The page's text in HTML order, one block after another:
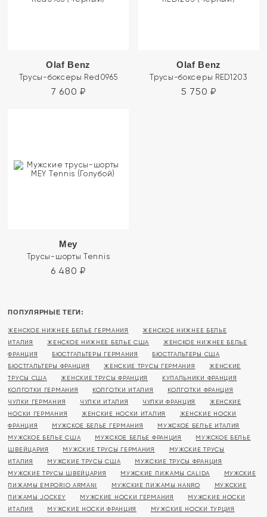
Olaf Benz
Трусы-боксеры Red0965
7 600 ₽
Olaf Benz
Трусы-боксеры RED1203
5 750 ₽
Mey
Трусы-шорты Tennis
6 480 ₽
ПОПУЛЯРНЫЕ ТЕГИ:
ЖЕНСКОЕ НИЖНЕЕ БЕЛЬЕ ГЕРМАНИЯ
ЖЕНСКОЕ НИЖНЕЕ БЕЛЬЕ
ИТАЛИЯ
ЖЕНСКОЕ НИЖНЕЕ БЕЛЬЕ США
ЖЕНСКОЕ НИЖНЕЕ БЕЛЬЕ
ФРАНЦИЯ
БЮСТГАЛЬТЕРЫ ГЕРМАНИЯ
БЮСТГАЛЬТЕРЫ США
БЮСТГАЛЬТЕРЫ ФРАНЦИЯ
ЖЕНСКИЕ ТРУСЫ ГЕРМАНИЯ
ЖЕНСКИЕ
ТРУСЫ США
ЖЕНСКИЕ ТРУСЫ ФРАНЦИЯ
КУПАЛЬНИКИ ФРАНЦИЯ
КОЛГОТКИ ГЕРМАНИЯ
КОЛГОТКИ ИТАЛИЯ
КОЛГОТКИ ФРАНЦИЯ
ЧУЛКИ ГЕРМАНИЯ
ЧУЛКИ ИТАЛИЯ ЧУЛКИ ФРАНЦИЯ
ЖЕНСКИЕ
НОСКИ ГЕРМАНИЯ
ЖЕНСКИЕ НОСКИ ИТАЛИЯ
ЖЕНСКИЕ НОСКИ
ФРАНЦИЯ
МУЖСКОЕ БЕЛЬЕ ГЕРМАНИЯ
МУЖСКОЕ БЕЛЬЕ ИТАЛИЯ
МУЖСКОЕ БЕЛЬЕ США
МУЖСКОЕ БЕЛЬЕ ФРАНЦИЯ
МУЖСКОЕ БЕЛЬЕ
ШВЕЙЦАРИЯ
МУЖСКИЕ ТРУСЫ ГЕРМАНИЯ
МУЖСКИЕ ТРУСЫ
ИТАЛИЯ
МУЖСКИЕ ТРУСЫ США
МУЖСКИЕ ТРУСЫ ФРАНЦИЯ
МУЖСКИЕ ТРУСЫ ШВЕЙЦАРИЯ
МУЖСКИЕ ПИЖАМЫ CALIDA
МУЖСКИЕ
ПИЖАМЫ EMPORIO ARMANI
МУЖСКИЕ ПИЖАМЫ HANRO
МУЖСКИЕ
ПИЖАМЫ JOCKEY
МУЖСКИЕ НОСКИ ГЕРМАНИЯ
МУЖСКИЕ НОСКИ
ИТАЛИЯ
МУЖСКИЕ НОСКИ ФРАНЦИЯ
МУЖСКИЕ НОСКИ ТУРЦИЯ